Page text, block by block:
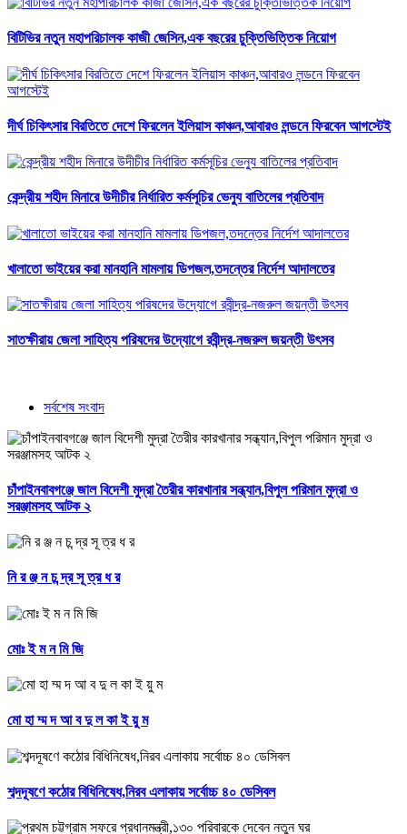
বিটিভির নতুন মহাপরিচালক কাজী জেসিন,এক বছরের চুক্তিভিত্তিক নিয়োগ
দীর্ঘ চিকিৎসার বিরতিতে দেশে ফিরলেন ইলিয়াস কাঞ্চন,আবারও লন্ডনে ফিরবেন আগস্টেই
কেন্দ্রীয় শহীদ মিনারে উদীচীর নির্ধারিত কর্মসূচির ভেন্যু বাতিলের প্রতিবাদ
খালাতো ভাইয়ের করা মানহানি মামলায় ডিপজল,তদন্তের নির্দেশ আদালতের
সাতক্ষীরায় জেলা সাহিত্য পরিষদের উদ্যোগে রবীন্দ্র-নজরুল জয়ন্তী উৎসব
সর্বশেষ সংবাদ
চাঁপাইনবাবগঞ্জে জাল বিদেশী মুদ্রা তৈরীর কারখানার সন্ধ্যান,বিপুল পরিমান মুদ্রা ও
সরঞ্জামসহ আটক ২
নি র ঞ্জ ন চ ন্দ্র সূ ত্র ধ র
মোঃ ই ম ন মি জি
মো হা ম্ম দ আ ব দু ল কা ই য়ু ম
শব্দদূষণে কঠোর বিধিনিষেধ,নিরব এলাকায় সর্বোচ্চ ৪০ ডেসিবল